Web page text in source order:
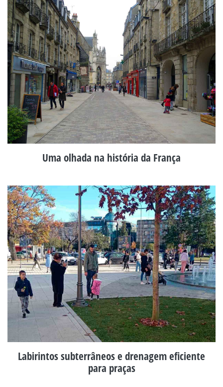
Uma olhada na história da França
Labirintos subterrâneos e drenagem eficiente
para praças